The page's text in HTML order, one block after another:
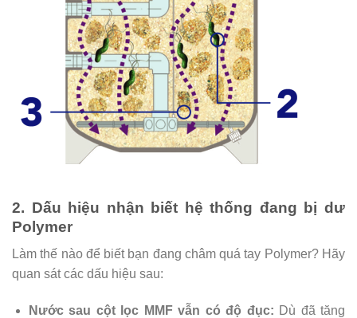
2. Dấu hiệu nhận biết hệ thống đang bị dư
Polymer
Làm thế nào để biết bạn đang châm quá tay Polymer? Hãy
quan sát các dấu hiệu sau:
Nước sau cột lọc MMF vẫn có độ đục: Dù đã tăng